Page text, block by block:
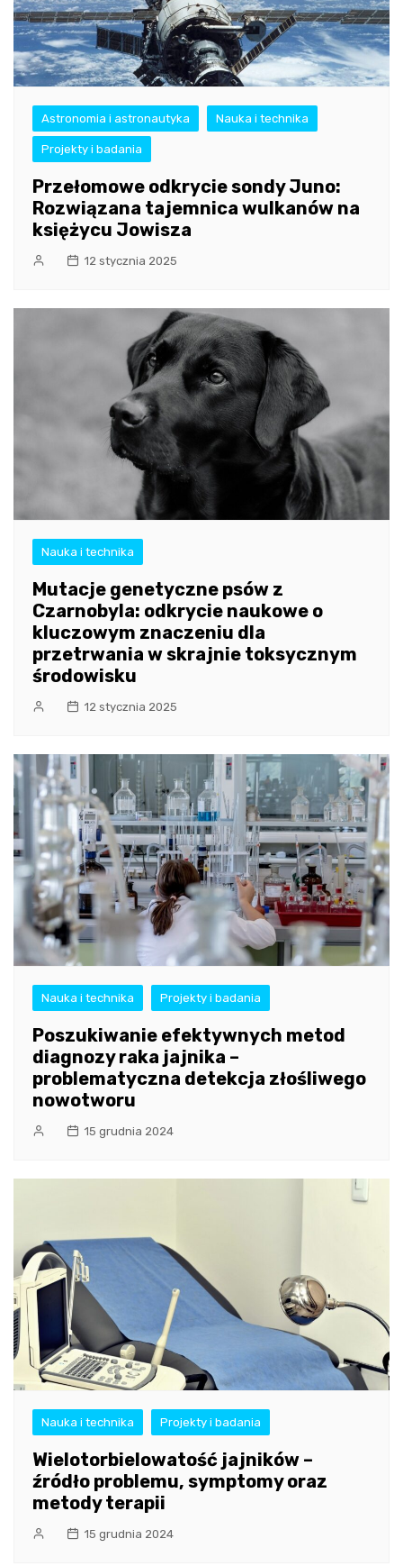
Astronomia i astronautyka Nauka i technika
Projekty i badania
Przełomowe odkrycie sondy Juno:
Rozwiązana tajemnica wulkanów na
księżycu Jowisza
12 stycznia 2025
Nauka i technika
Mutacje genetyczne psów z
Czarnobyla: odkrycie naukowe o
kluczowym znaczeniu dla
przetrwania w skrajnie toksycznym
środowisku
12 stycznia 2025
Nauka i technika Projekty i badania
Poszukiwanie efektywnych metod
diagnozy raka jajnika –
problematyczna detekcja złośliwego
nowotworu
15 grudnia 2024
Nauka i technika Projekty i badania
Wielotorbielowatość jajników –
źródło problemu, symptomy oraz
metody terapii
15 grudnia 2024